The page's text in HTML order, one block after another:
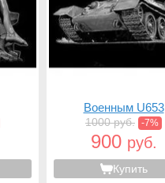
Военным U653
1000 руб. -7%
900 руб.
Купить